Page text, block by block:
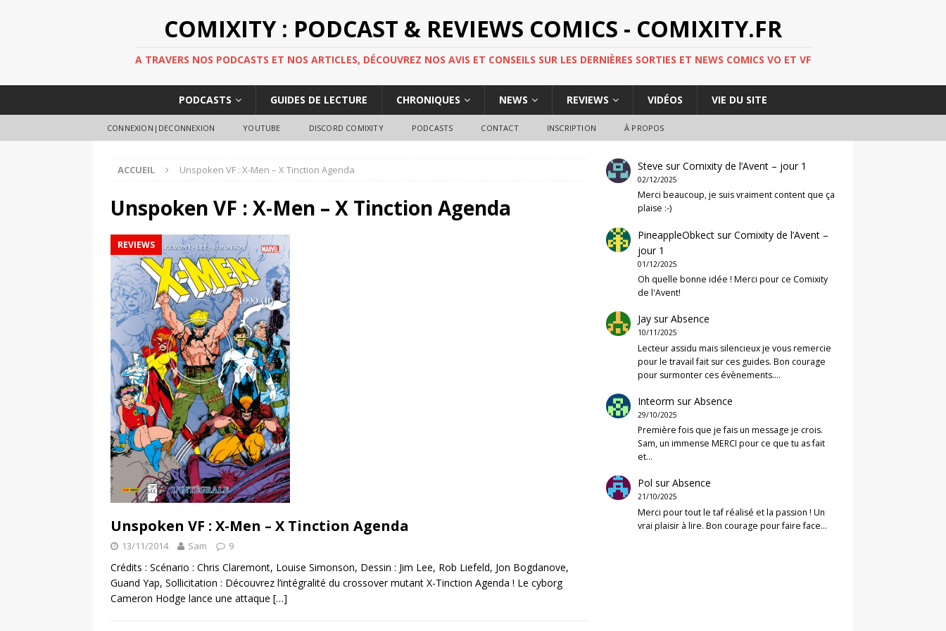
COMIXITY : PODCAST & REVIEWS COMICS - COMIXITY.FR
A TRAVERS NOS PODCASTS ET NOS ARTICLES, DÉCOUVREZ NOS AVIS ET CONSEILS SUR LES DERNIÈRES SORTIES ET NEWS COMICS VO ET VF
PODCASTS GUIDES DE LECTURE CHRONIQUES NEWS REVIEWS VIDÉOS VIE DU SITE
CONNEXION|DECONNEXION YOUTUBE DISCORD COMIXITY PODCASTS CONTACT INSCRIPTION À PROPOS
ACCUEIL Unspoken VF : X-Men – X Tinction Agenda
Unspoken VF : X-Men – X Tinction Agenda
REVIEWS
Unspoken VF : X-Men – X Tinction Agenda
13/11/2014 Sam 9
Crédits : Scénario : Chris Claremont, Louise Simonson, Dessin : Jim Lee, Rob Liefeld, Jon Bogdanove,
Guand Yap, Sollicitation : Découvrez l’intégralité du crossover mutant X-Tinction Agenda ! Le cyborg
Cameron Hodge lance une attaque […]
Steve surComixity de l’Avent – jour 1
02/12/2025
Merci beaucoup, je suis vraiment content que ça
plaise :-)
PineappleObkect surComixity de l’Avent –
jour 1
01/12/2025
Oh quelle bonne idée ! Merci pour ce Comixity
de l'Avent!
Jay surAbsence
10/11/2025
Lecteur assidu mais silencieux je vous remercie
pour le travail fait sur ces guides. Bon courage
pour surmonter ces évènements.…
Inteorm surAbsence
29/10/2025
Première fois que je fais un message je crois.
Sam, un immense MERCI pour ce que tu as fait
et…
Pol surAbsence
21/10/2025
Merci pour tout le taf réalisé et la passion ! Un
vrai plaisir à lire. Bon courage pour faire face…